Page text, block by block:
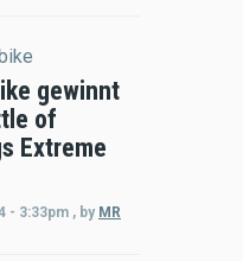
gewinnt
of
Extreme
- 3:33pm , by MR